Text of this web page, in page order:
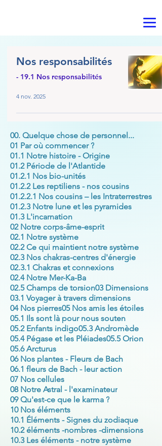
Nos responsabilités
- 19.1 Nos responsabilités
4 nov. 2025
00. Quelque chose de personnel...
01 Par où commencer ?
01.1 Notre histoire - Origine
01.2 Période de l'Atlantide
01.2.1 Nos bio-unités
01.2.2 Les reptiliens - nos cousins
01.2.2.1 Nos cousins – les Intraterrestres
01.2.3 Notre lune et les pyramides
01.3 L'incarnation
02 Notre corps-âme-esprit
02.1 Notre système
02.2 Ce qui maintient notre système
02.3 Nos chakras-centres d'énergie
02.3.1 Chakras et connexions
02.4 Notre Mer-Ka-Ba
02.5 Champs de torsion03 Dimensions
03.1 Voyager à travers dimensions
04 Nos pierres05 Nos amis les étoiles
05.1 Ils sont là pour nous souten
05.2 Enfants indigo05.3 Andromède
05.4 Pégase et les Pléiades05.5 Orion
05.6 Arcturus
06 Nos plantes - Fleurs de Bach
06.1 fleurs de Bach - leur action
07 Nos cellules
08 Notre Astral - l'examinateur
09 Qu'est-ce que le karma ?
10 Nos éléments
10.1 Éléments - Signes du zodiaque
10.2 éléments -nombres -dimensions
10.3 Les éléments - notre système